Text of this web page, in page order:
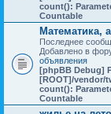
count():
Countable
Математика,
Последнее
Добавлено в
объявления
[phpBB Debug]
[ROOT]/vendor/
count():
Countable